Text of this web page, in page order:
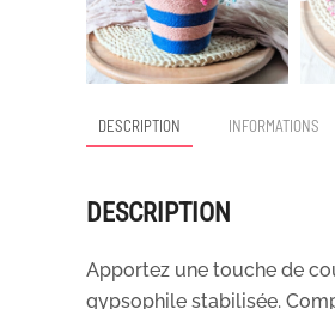
DESCRIPTION INFORMATIONS
DESCRIPTION
Apportez une touche de
gypsophile stabilisée.